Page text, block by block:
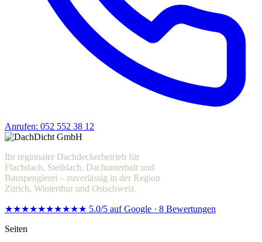
Anrufen: 052 552 38 12
Ihr regionaler Dachdeckerbetrieb für
Flachdach, Steildach, Dachunterhalt und
Bauspenglerei – zuverlässig in der Region
Zürich, Winterthur und Ostschweiz.
★★★★★★★★★★ 5.0/5 auf Google · 8 Bewertungen
Seiten